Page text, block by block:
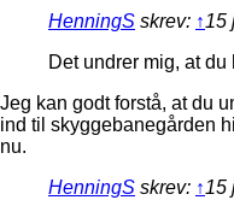
HenningS skrev: ↑15
Det undrer mig, at
Jeg kan godt forstå, at du
ind til skyggebanegården
nu.
HenningS skrev: ↑15